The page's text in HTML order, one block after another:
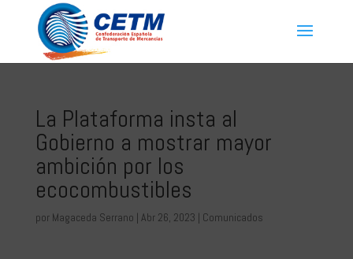
La Plataforma insta al
Gobierno a mostrar mayor
ambición por los
ecocombustibles
por Magaceda Serrano | Abr 26, 2023 | Comunicados